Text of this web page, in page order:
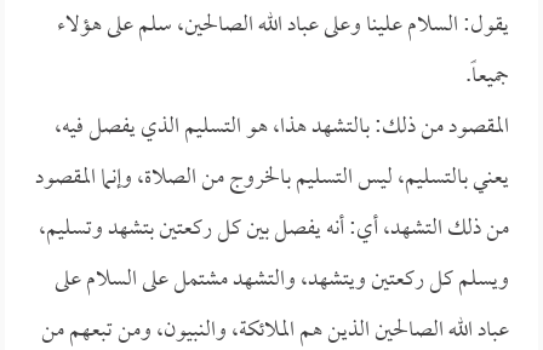
يقول: السلام علينا وعلى عباد الله الصالحين، سلم على هؤلاء
جميعاً.
المقصود من ذلك: بالتشهد هذا، هو التسليم الذي يفصل فيه،
يعني بالتسليم، ليس التسليم بالخروج من الصلاة، وإنما المقصود
من ذلك التشهد، أي: أنه يفصل بين كل ركعتين بتشهد وتسليم،
ويسلم كل ركعتين ويتشهد، والتشهد مشتمل على السلام على
عباد الله الصالحين الذين هم الملائكة، والنبيون، ومن تبعهم من